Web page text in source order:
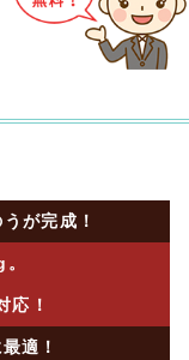
が完成！
応！
適！